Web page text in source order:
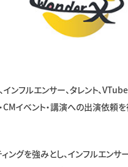
インフルエンサー、タレント、
CMイベント・講演への出演依頼
ングを強みとし、インフルエンサ